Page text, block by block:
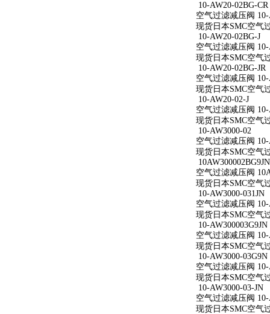
10-AW20-02BG-CR
空气过滤减压阀 10-
现货日本SMC空气
10-AW20-02BG-J
空气过滤减压阀 10-
现货日本SMC空气
10-AW20-02BG-JR
空气过滤减压阀 10-
现货日本SMC空气
10-AW20-02-J
空气过滤减压阀 10-
现货日本SMC空气
10-AW3000-02
空气过滤减压阀 10-
现货日本SMC空气
10AW300002BG9JN
空气过滤减压阀
现货日本SMC空气
10-AW3000-031JN
空气过滤减压阀 10-
现货日本SMC空气
10-AW300003G9JN
空气过滤减压阀 10-
现货日本SMC空气
10-AW3000-03G9N
空气过滤减压阀 10-
现货日本SMC空气
10-AW3000-03-JN
空气过滤减压阀 10-
现货日本SMC空气